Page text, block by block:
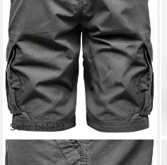
Sehr beliebt
AMACI&SONSCargoshorts